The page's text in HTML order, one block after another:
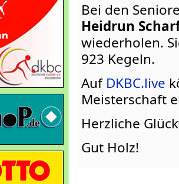
Bei den
Heidrun
wiederholen.
923 Kegeln.
Auf DKBC.live
Meisterschaft
Herzliche
Gut Holz!